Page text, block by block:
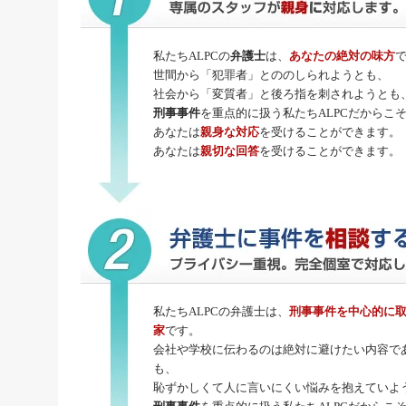
私たちALPCの弁護士は、 あなたの絶対の味方
世間から「犯罪者」とののしられようとも、
社会から「変質者」と後ろ指を刺されようとも
刑事事件を重点的に扱う私たちALPCだからこ
あなたは親身な対応を受けることができます。
あなたは親切な回答を受けることができます。
私たちALPCの弁護士は、 刑事事件を中心的に
家です。
会社や学校に伝わるのは絶対に避けたい内容で
も、
恥ずかしくて人に言いにくい悩みを抱えていよ